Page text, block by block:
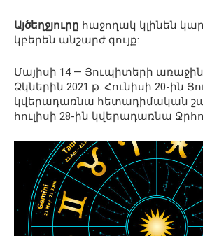
Այծեղջյուրը հաջողակ կլինեն
կբերեն անշարժ գույք:
Մայիսի 14 — Յուպիտերի
Ձկներին 2021 թ. Հունիսի 20-ին
կվերադառնա հետադիմական
հուլիսի 28-ին կվերադառնա